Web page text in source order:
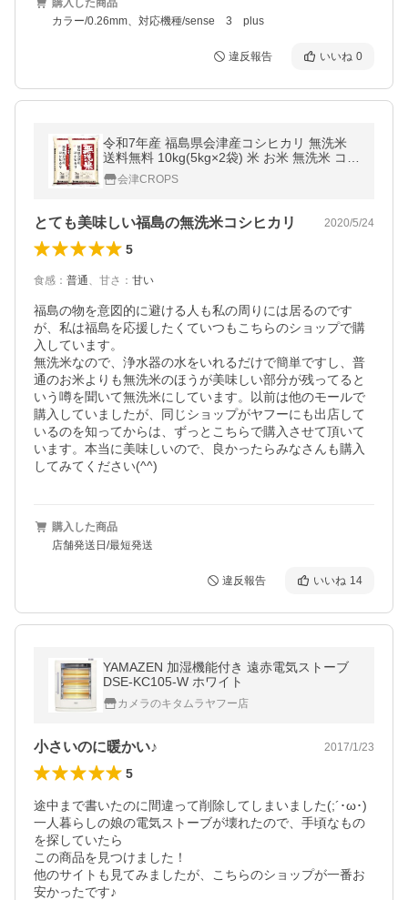
購入した商品
カラー/0.26mm、対応機種/sense 3 plus
違反報告 いいね 0
令和7年産 福島県会津産コシヒカリ 無洗米
送料無料 10kg(5kg×2袋) 米 お米 無洗米 コメ
こめ 無洗米 10kg
会津CROPS
とても美味しい福島の無洗米コシヒカリ 2020/5/24
5
食感 ： 普通、 甘さ ： 甘い
福島の物を意図的に避ける人も私の周りには居るのです
が、私は福島を応援したくていつもこちらのショップで購
入しています。
無洗米なので、浄水器の水をいれるだけで簡単ですし、普
通のお米よりも無洗米のほうが美味しい部分が残ってると
いう噂を聞いて無洗米にしています。以前は他のモールで
購入していましたが、同じショップがヤフーにも出店して
いるのを知ってからは、ずっとこちらで購入させて頂いて
います。本当に美味しいので、良かったらみなさんも購入
してみてください(^^)
購入した商品
店舗発送日/最短発送
違反報告 いいね 14
YAMAZEN 加湿機能付き 遠赤電気ストーブ
DSE-KC105-W ホワイト
カメラのキタムラヤフー店
小さいのに暖かい♪ 2017/1/23
5
途中まで書いたのに間違って削除してしまいました(;´･ω･)
一人暮らしの娘の電気ストーブが壊れたので、手頃なもの
を探していたら
この商品を見つけました！
他のサイトも見てみましたが、こちらのショップが一番お
安かったです♪